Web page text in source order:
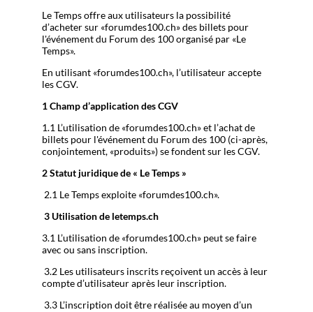
Le Temps offre aux utilisateurs la possibilité
d’acheter sur «forumdes100.ch» des billets pour
l'événement du Forum des 100 organisé par «Le
Temps».
En utilisant «forumdes100.ch», l’utilisateur accepte
les CGV.
1 Champ d’application des CGV
1.1 L’utilisation de «forumdes100.ch» et l’achat de
billets pour l'événement du Forum des 100 (ci-après,
conjointement, «produits») se fondent sur les CGV.
2 Statut juridique de « Le Temps »
2.1 Le Temps exploite «forumdes100.ch».
3 Utilisation de letemps.ch
3.1 L’utilisation de «forumdes100.ch» peut se faire
avec ou sans inscription.
3.2 Les utilisateurs inscrits reçoivent un accès à leur
compte d’utilisateur après leur inscription.
3.3 L’inscription doit être réalisée au moyen d’un